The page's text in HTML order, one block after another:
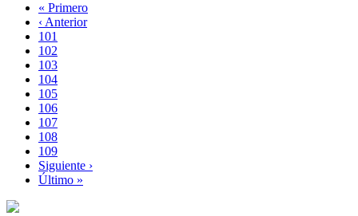
Paginación
Primera
página
« Primero
Página
anterior
‹ Anterior
Page
101
Page
102
Page
103
Page
104
Página
actual
105
Page
106
Page
107
Page
108
Page
109
Siguiente
página
Siguiente ›
Última
Último »